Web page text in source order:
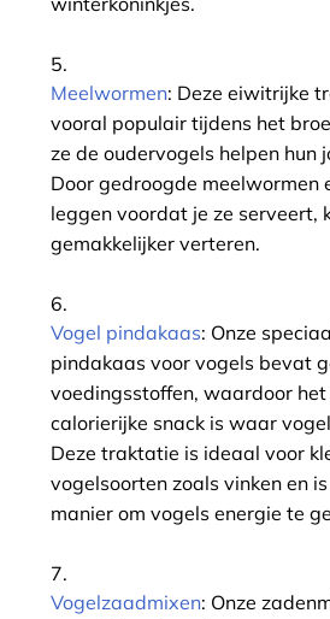
Meelwormen: Deze eiwitrijke
vooral populair tijdens het
ze de oudervogels helpen hun
Door gedroogde meelwormen
leggen voordat je ze serveert,
gemakkelijker verteren.
Vogel pindakaas: Onze
pindakaas voor vogels bevat
voedingsstoffen, waardoor het
calorierijke snack is waar
Deze traktatie is ideaal voor
vogelsoorten zoals vinken en
manier om vogels energie te
Vogelzaadmixen: Onze